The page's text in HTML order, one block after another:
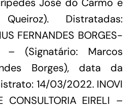
Distratadas:
FERNANDES BORGES-
– (Signatário: Marcos
Borges), data da
14/03/2022. INOVI
CONSULTORIA EIRELI –